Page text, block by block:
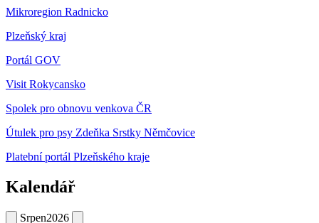
Mikroregion Radnicko
Plzeňský kraj
Portál GOV
Visit Rokycansko
Spolek pro obnovu venkova ČR
Útulek pro psy Zdeňka Srstky Němčovice
Platební portál Plzeňského kraje
Kalendář
Srpen2026